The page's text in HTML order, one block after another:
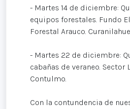
- Martes 14 de diciembre:
equipos forestales. Fundo
Forestal Arauco.
- Martes 22 de diciembre:
cabañas de veraneo. Sector
Contulmo.
Con la contundencia de